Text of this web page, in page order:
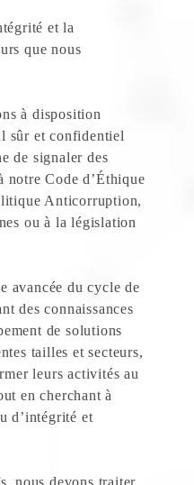
et la
que nous
à disposition
sûr et confidentiel
de signaler des
notre Code d’Éthique
Anticorruption,
ou à la législation
avancée du cycle de
des connaissances
de solutions
tailles et secteurs,
leurs activités au
en cherchant à
d’intégrité et
nous devons traiter